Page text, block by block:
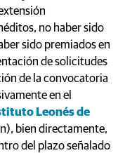
no haber sido
sido premiados en
de solicitudes
de la convocatoria
en el
Leonés de
bien directamente,
del plazo señalado